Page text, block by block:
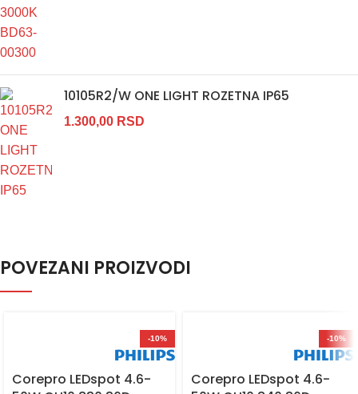
10105R2/W ONE LIGHT ROZETNA IP65
1.300,00 RSD
POVEZANI PROIZVODI
-10%
Corepro LEDspot 4.6-
-10%
Corepro LEDspot 4.6-